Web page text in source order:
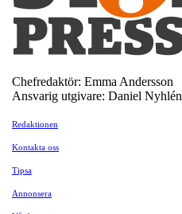
Chefredaktör: Emma Andersson
Ansvarig utgivare: Daniel Nyhlén
Redaktionen
Kontakta oss
Tipsa
Annonsera